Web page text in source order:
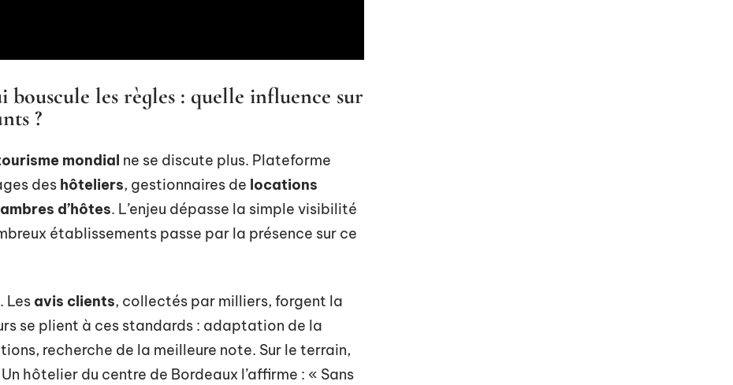
les règles : quelle influence sur
?
mondial ne se discute plus. Plateforme
des hôteliers, gestionnaires de locations
d’hôtes. L’enjeu dépasse la simple visibilité
établissements passe par la présence sur ce
Les avis clients, collectés par milliers, forgent la
se plient à ces standards : adaptation de la
recherche de la meilleure note. Sur le terrain,
hôtelier du centre de Bordeaux l’affirme : « Sans